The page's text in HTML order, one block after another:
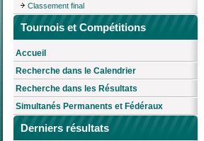
Classement final
Tournois et Compétitions
Accueil
Recherche dans le Calendrier
Recherche dans les Résultats
Simultanés Permanents et Fédéraux
Derniers résultats